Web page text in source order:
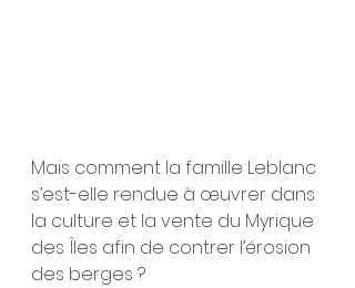
Mais comment la famille Leblanc
s’est-elle rendue à œuvrer dans
la culture et la vente du Myrique
des Îles afin de contrer l’érosion
des berges ?